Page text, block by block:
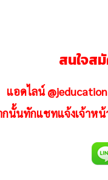
สนใจส
แอดไลน์
กนั้นทักแชทแจ้งเจ้าหน้